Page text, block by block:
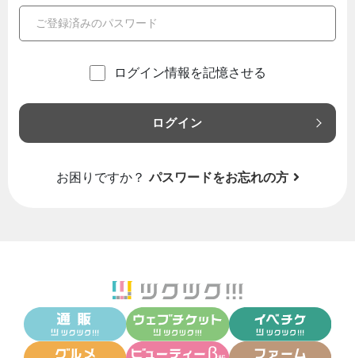
ログイン情報を記憶させる
ログイン
お困りですか？ パスワードをお忘れの方